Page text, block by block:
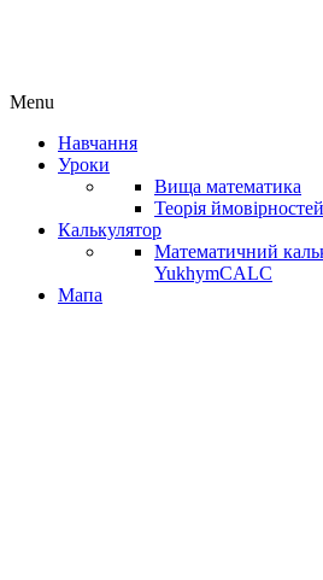
Menu
Навчання
Уроки
Вища математика
Теорія ймовірностей
Калькулятор
Математичний
YukhymCALC
Мапа